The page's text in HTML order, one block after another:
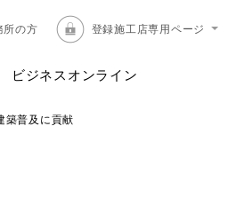
ビジネスオンライン
所の方 登録施工店専用ページ
築普及に貢献